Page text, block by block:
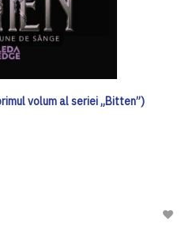
volum al seriei „Bitten”)